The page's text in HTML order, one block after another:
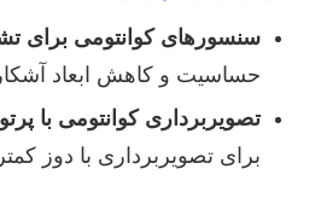
سنسورهای کوانتومی برای
حساسیت و کاهش ابعاد
تصویربرداری کوانتومی با
برای تصویربرداری با دوز